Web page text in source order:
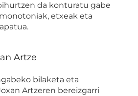
da konturatu gabe
etxeak eta
Artze
bilaketa eta
Artzeren bereizgarri